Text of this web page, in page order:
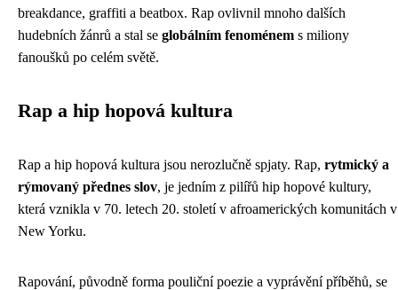
breakdance, graffiti a beatbox. Rap ovlivnil mnoho dalších
hudebních žánrů a stal se globálním fenoménem s miliony
fanoušků po celém světě.
Rap a hip hopová kultura
Rap a hip hopová kultura jsou nerozlučně spjaty. Rap, rytmický a
rýmovaný přednes slov, je jedním z pilířů hip hopové kultury,
která vznikla v 70. letech 20. století v afroamerických komunitách v
New Yorku.
Rapování, původně forma pouliční poezie a vyprávění příběhů, se